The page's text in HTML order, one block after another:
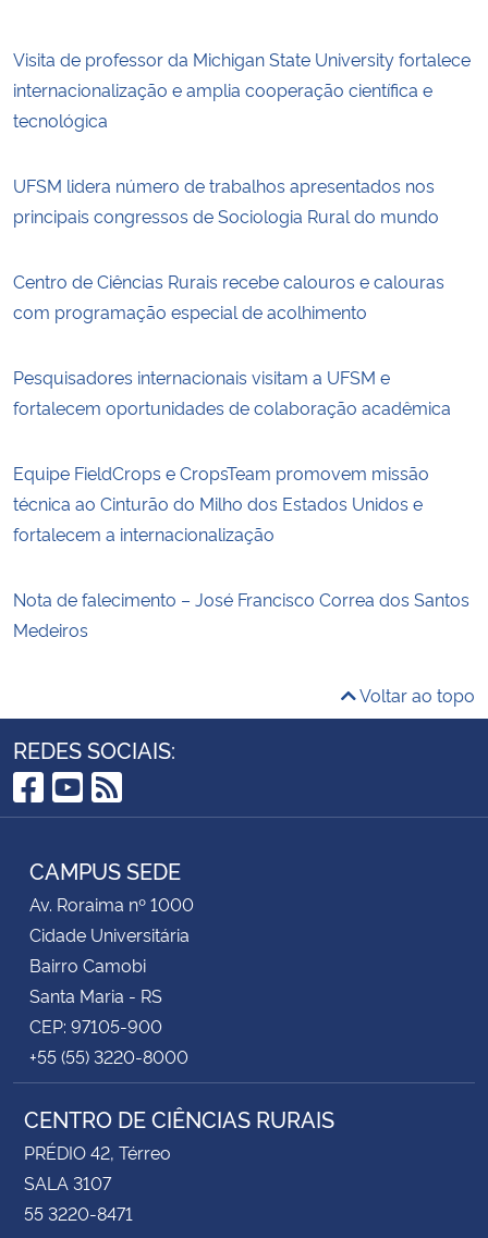
Visita de professor da Michigan State University fortalece
internacionalização e amplia cooperação científica e
tecnológica
UFSM lidera número de trabalhos apresentados nos
principais congressos de Sociologia Rural do mundo
Centro de Ciências Rurais recebe calouros e calouras
com programação especial de acolhimento
Pesquisadores internacionais visitam a UFSM e
fortalecem oportunidades de colaboração acadêmica
Equipe FieldCrops e CropsTeam promovem missão
técnica ao Cinturão do Milho dos Estados Unidos e
fortalecem a internacionalização
Nota de falecimento – José Francisco Correa dos Santos
Medeiros
Voltar ao topo
REDES SOCIAIS:
Facebook
YouTube
RSS
CAMPUS SEDE
Av. Roraima nº 1000
Cidade Universitária
Bairro Camobi
Santa Maria - RS
CEP: 97105-900
+55 (55) 3220-8000
CENTRO DE CIÊNCIAS RURAIS
PRÉDIO 42, Térreo
SALA 3107
55 3220-8471